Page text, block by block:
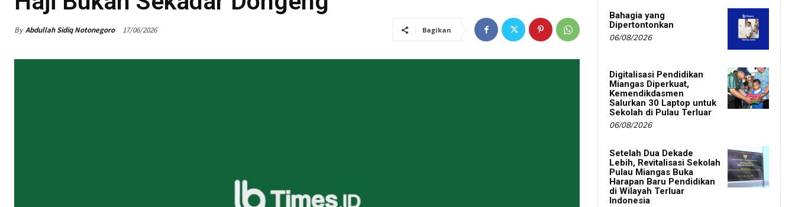
By Abdullah Sidiq Notonegoro 17/06/2026 Bagikan
Bahagia yang
Dipertontonkan
06/08/2026
Digitalisasi Pendidikan
Miangas Diperkuat,
Kemendikdasmen
Salurkan 30 Laptop untuk
Sekolah di Pulau Terluar
06/08/2026
Setelah Dua Dekade
Lebih, Revitalisasi Sekolah
Pulau Miangas Buka
Harapan Baru Pendidikan
di Wilayah Terluar
Indonesia